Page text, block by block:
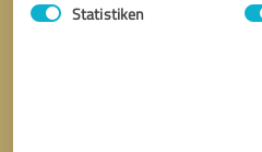
Statistiken